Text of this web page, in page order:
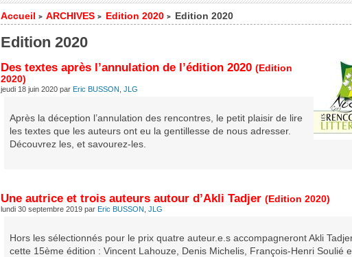
Accueil > ARCHIVES > Edition 2020 > Edition 2020
Edition 2020
Des textes après l’annulation de l’édition 2020 (Edition
2020)
jeudi 18 juin 2020 par Eric BUSSON JLG
Après la déception l’annulation des rencontres, le petit plaisir de lire
les textes que les auteurs ont eu la gentillesse de nous adresser.
Découvrez les, et savourez-les.
Une autrice et trois auteurs autour d’Akli Tadjer (Edition 2020)
lundi 30 septembre 2019 par Eric BUSSON JLG
Hors les sélectionnés pour le prix quatre auteur.e.s accompagneront Akli
cette 15ème édition : Vincent Lahouze, Denis Michelis, François-Henri Soulié